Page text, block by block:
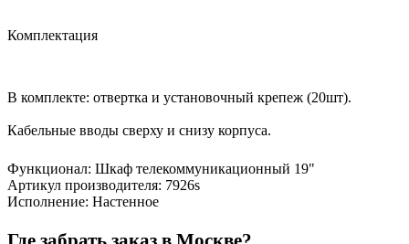
Комплектация
В комплекте: отвертка и установочный крепеж (20шт).
Кабельные вводы сверху и снизу корпуса.
Функционал: Шкаф телекоммуникационный 19"
Артикул производителя: 7926s
Исполнение: Настенное
Где забрать заказ в Москве?